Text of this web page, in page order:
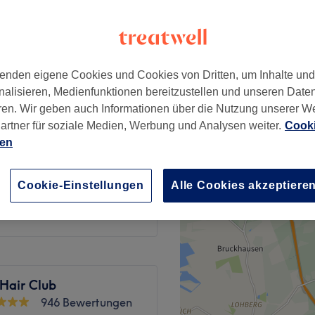
9 €
neu formen
19 €
Club
946 Bewertungen
eigene Cookies und Cookies von Dritten, um Inhalte
Medienfunktionen bereitzustellen und unseren
Wir geben auch Informationen über die Nutzung unserer
für soziale Medien, Werbung und Analysen weiter.
Cookie-Einstellungen Alle Cookies akzeptieren